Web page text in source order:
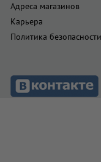
Адреса магазинов
Карьера
Политика безопасности